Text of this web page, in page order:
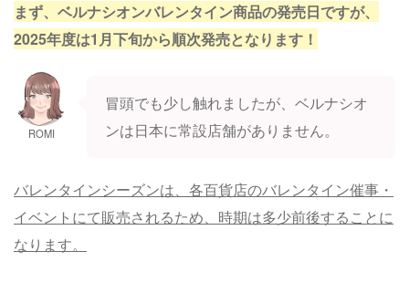
まず、ベルナシオンバレンタイン商品の発売日ですが、
2025年度は1月下旬から順次発売となります！
ROMI
冒頭でも少し触れましたが、ベルナシオ
ンは日本に常設店舗がありません。
バレンタインシーズンは、各百貨店のバレンタイン催事・
イベントにて販売されるため、時期は多少前後することに
なります。